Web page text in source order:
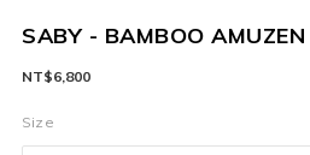
SABY - BAMBOO
NT$6,800
Size